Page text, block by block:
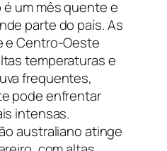
é um mês quente e
parte do país. As
e Centro-Oeste
temperaturas e
frequentes,
pode enfrentar
intensas.
australiano atinge